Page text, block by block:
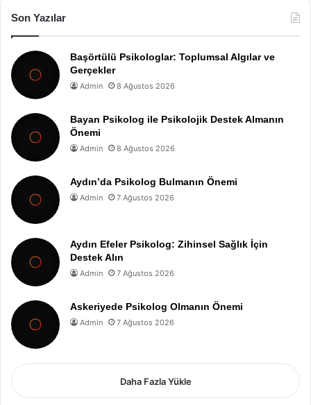
Son Yazılar
Başörtülü Psikologlar: Toplumsal Algılar ve
Gerçekler
Admin 8 Ağustos 2026
Bayan Psikolog ile Psikolojik Destek Almanın
Önemi
Admin 8 Ağustos 2026
Aydın’da Psikolog Bulmanın Önemi
Admin 7 Ağustos 2026
Aydın Efeler Psikolog: Zihinsel Sağlık İçin
Destek Alın
Admin 7 Ağustos 2026
Askeriyede Psikolog Olmanın Önemi
Admin 7 Ağustos 2026
Daha Fazla Yükle